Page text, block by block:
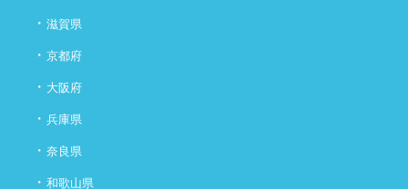
・ 滋賀県
・ 京都府
・ 大阪府
・ 兵庫県
・ 奈良県
・ 和歌山県